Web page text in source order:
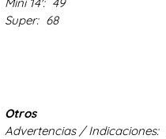
Super: 68
Otros
Advertencias / Indicaciones: